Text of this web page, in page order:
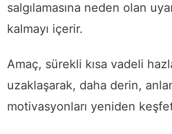
salgılamasına neden olan
kalmayı içerir.
Amaç, sürekli kısa vadeli
uzaklaşarak, daha derin,
motivasyonları yeniden